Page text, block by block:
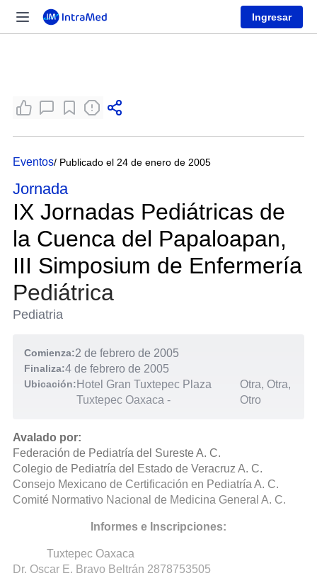
Ingresar
Eventos/ Publicado el 24 de enero de 2005
Jornada
IX Jornadas Pediátricas de
la Cuenca del Papaloapan,
III Simposium de Enfermería
Pediátrica
Pediatria
Comienza:2 de febrero de 2005
Finaliza:4 de febrero de 2005
Ubicación: Hotel Gran Tuxtepec Plaza
Tuxtepec Oaxaca -
Otra, Otra,
Otro
Avalado por:
Federación de Pediatría del Sureste A. C.
Colegio de Pediatría del Estado de Veracruz A. C.
Consejo Mexicano de Certificación en Pediatría A. C.
Comité Normativo Nacional de Medicina General A. C.
Informes e Inscripciones:
Tuxtepec Oaxaca
Dr. Oscar E. Bravo Beltrán 2878753505